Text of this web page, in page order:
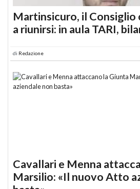
Martinsicuro, il Consiglio
a riunirsi: in aula TARI,
di Redazione
Cavallari e Menna
Marsilio: «Il nuovo Atto